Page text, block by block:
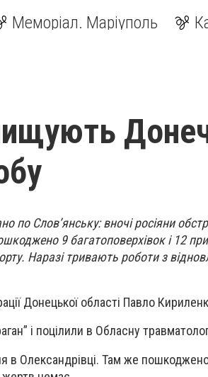
Меморіал. Маріуполь
по Слов’янську: вночі росіяни
9 багатоповерхівок і 12
Наразі тривають роботи з
Донецької області Павло
і поцілили в Обласну
в Олександрівці. Там же